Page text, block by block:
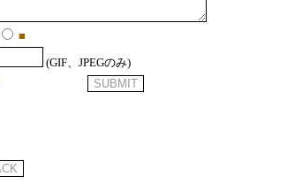
■
(GIF、JPEGのみ)